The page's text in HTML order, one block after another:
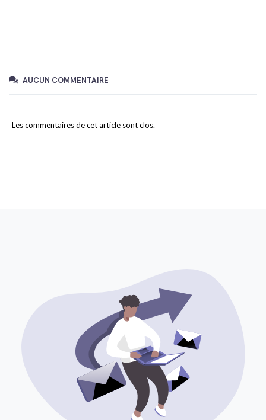
AUCUN COMMENTAIRE
Les commentaires de cet article sont clos.